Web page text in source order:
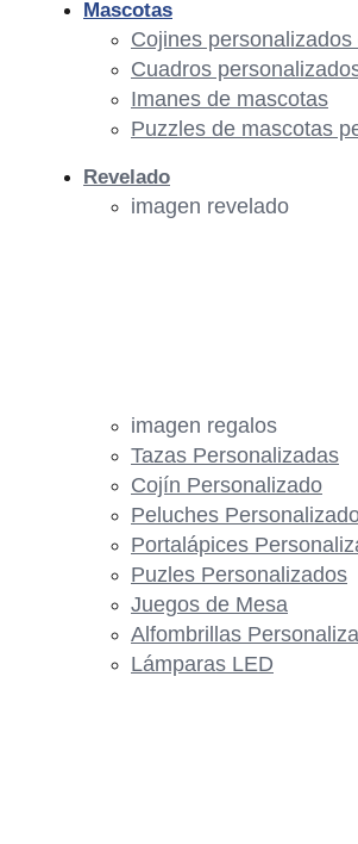
imagen regalos
Tazas Personalizadas
Cojín Personalizado
Peluches
Portalápices
Puzles Personalizados
Juegos de Mesa
Alfombrillas
Lámparas LED
Mascotas
Cojines
Cuadros
Imanes de mascotas
Puzzles de mascotas
Revelado
imagen revelado